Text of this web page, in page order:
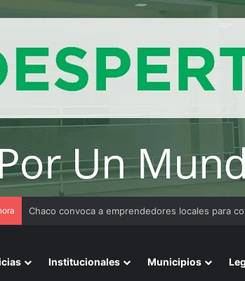
Institucionales Municipios